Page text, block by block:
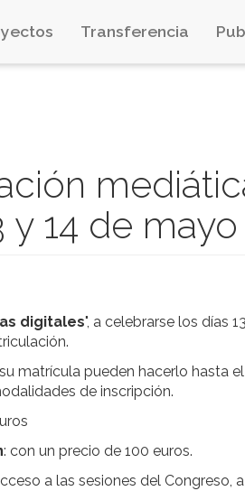
Transferencia
y 14 de mayo
digitales", a celebrarse los días
matrícula pueden hacerlo hasta
de inscripción.
: con un precio de 100 euros.
a las sesiones del Congreso,